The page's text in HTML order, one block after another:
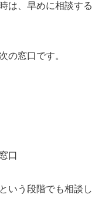
は、早めに相談する
の窓口です。
口
いう段階でも相談し